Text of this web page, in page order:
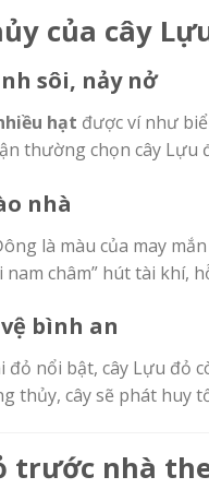
của cây
sôi, nảy nở
hạt được ví như
thường chọn cây
nhà
là màu của may
châm” hút tài khí,
bình an
nổi bật, cây Lựu đỏ
thủy, cây sẽ phát huy
trước nhà